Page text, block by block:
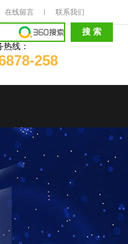
在线留言 联系我们
线：
258